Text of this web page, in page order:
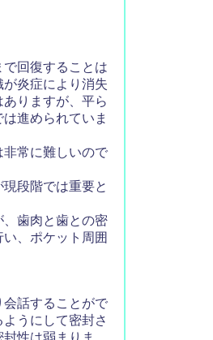
回復することは
炎症により消失
りますが、平ら
進められていま
常に難しいので
段階では重要と
歯肉と歯との密
、ポケット周囲
話することがで
うにして密封さ
性は弱まりま